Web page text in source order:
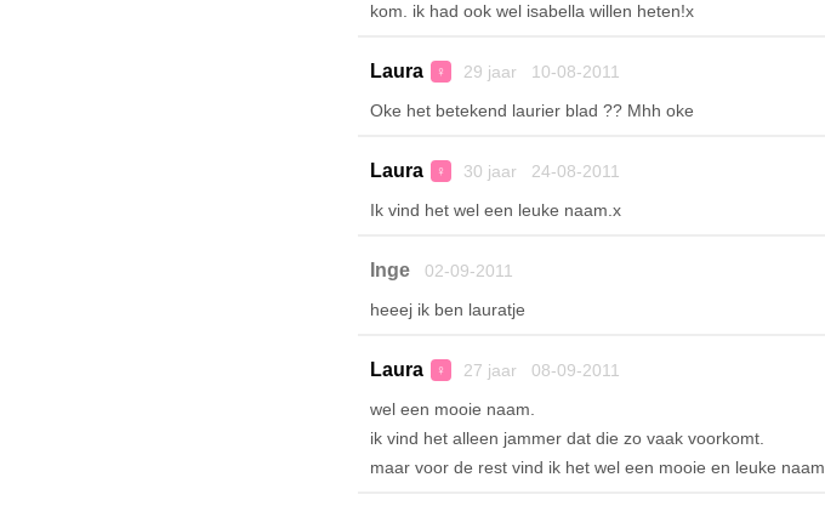
kom. ik had ook wel isabella willen heten!x
Laura ♀ 29 jaar 10-08-2011
Oke het betekend laurier blad ?? Mhh oke
Laura ♀ 30 jaar 24-08-2011
Ik vind het wel een leuke naam.x
Inge02-09-2011
heeej ik ben lauratje
Laura ♀ 27 jaar 08-09-2011
wel een mooie naam.
ik vind het alleen jammer dat die zo vaak voorkomt.
maar voor de rest vind ik het wel een mooie en leuke naam